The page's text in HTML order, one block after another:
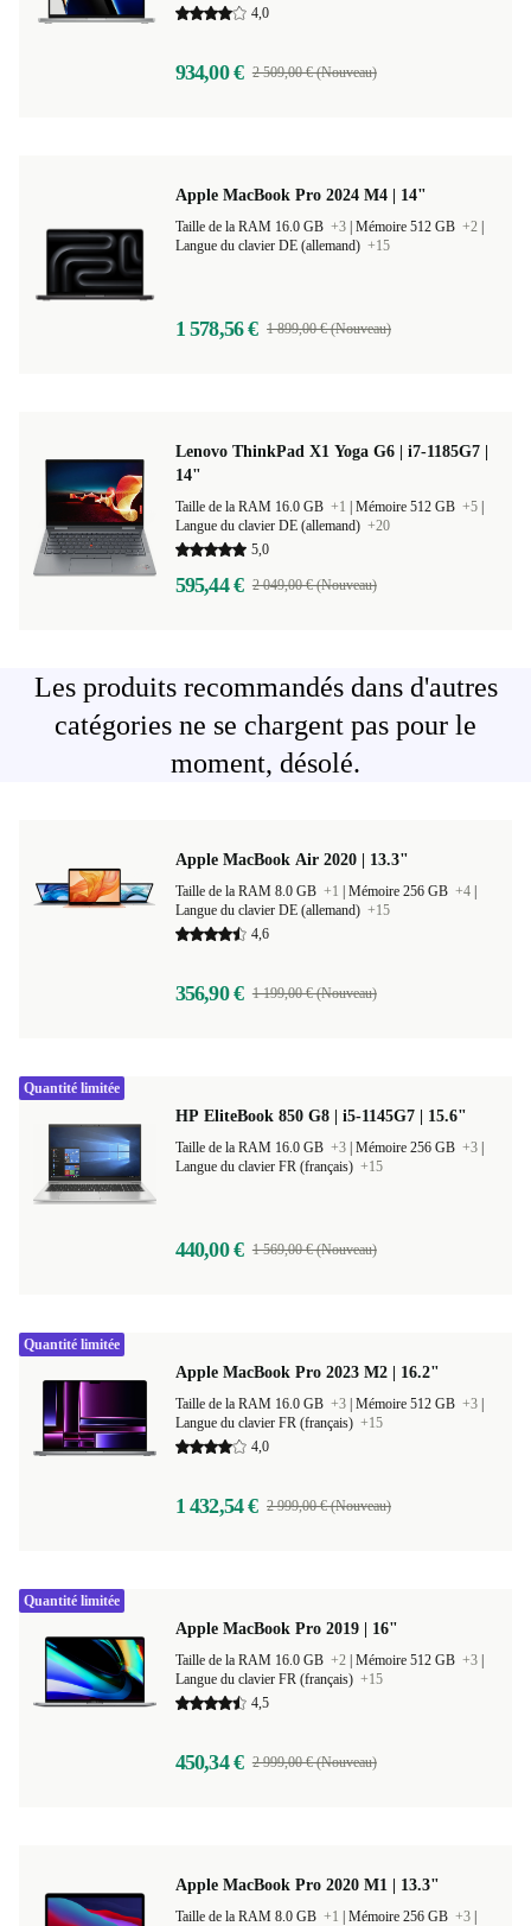
4,0
934,00 € 2 509,00 € (Nouveau)
Apple MacBook Pro 2024 M4 | 14"
Taille de la RAM 16.0 GB +3 Mémoire 512 GB +2
Langue du clavier DE (allemand) +15
1 578,56 € 1 899,00 € (Nouveau)
Lenovo ThinkPad X1 Yoga G6 | i7-1185G7 |
14"
Taille de la RAM 16.0 GB +1 Mémoire 512 GB +5
Langue du clavier DE (allemand) +20
5,0
595,44 € 2 049,00 € (Nouveau)
Les produits recommandés dans d'autres
catégories ne se chargent pas pour le
moment, désolé.
Apple MacBook Air 2020 | 13.3"
Taille de la RAM 8.0 GB +1 Mémoire 256 GB +4
Langue du clavier DE (allemand) +15
4,6
356,90 € 1 199,00 € (Nouveau)
HP EliteBook 850 G8 | i5-1145G7 | 15.6"
Taille de la RAM 16.0 GB +3 Mémoire 256 GB +3
Langue du clavier FR (français) +15
440,00 € 1 569,00 € (Nouveau)
Quantité limitée
Apple MacBook Pro 2023 M2 | 16.2"
Taille de la RAM 16.0 GB +3 Mémoire 512 GB +3
Langue du clavier FR (français) +15
4,0
1 432,54 € 2 999,00 € (Nouveau)
Quantité limitée
Apple MacBook Pro 2019 | 16"
Taille de la RAM 16.0 GB +2 Mémoire 512 GB +3
Langue du clavier FR (français) +15
4,5
450,34 € 2 999,00 € (Nouveau)
Quantité limitée
Apple MacBook Pro 2020 M1 | 13.3"
Taille de la RAM 8.0 GB +1 Mémoire 256 GB +3